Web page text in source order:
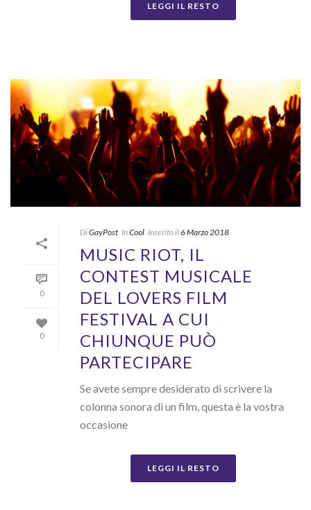
LEGGI IL RESTO
0
0
DiGayPost InCool Inserito il6 Marzo 2018
MUSIC RIOT, IL
CONTEST MUSICALE
DEL LOVERS FILM
FESTIVAL A CUI
CHIUNQUE PUÒ
PARTECIPARE
Se avete sempre desiderato di scrivere la
colonna sonora di un film, questa è la vostra
occasione
LEGGI IL RESTO